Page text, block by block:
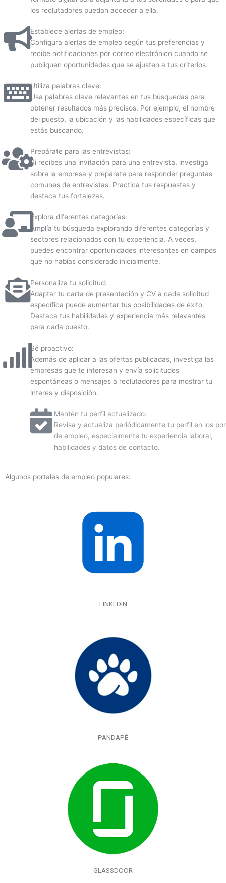
los reclutadores puedan acceder a ella.
Establece alertas de empleo:
Configura alertas de empleo según tus preferencias y
recibe notificaciones por correo electrónico cuando se
publiquen oportunidades que se ajusten a tus criterios.
Utiliza palabras clave:
Usa palabras clave relevantes en tus búsquedas para
obtener resultados más precisos. Por ejemplo, el nombre
del puesto, la ubicación y las habilidades específicas que
estás buscando.
Prepárate para las entrevistas:
Si recibes una invitación para una entrevista, investiga
sobre la empresa y prepárate para responder preguntas
comunes de entrevistas. Practica tus respuestas y
destaca tus fortalezas.
Explora diferentes categorías:
Amplía tu búsqueda explorando diferentes categorías y
sectores relacionados con tu experiencia. A veces,
puedes encontrar oportunidades interesantes en campos
que no habías considerado inicialmente.
Personaliza tu solicitud:
Adaptar tu carta de presentación y CV a cada solicitud
específica puede aumentar tus posibilidades de éxito.
Destaca tus habilidades y experiencia más relevantes
para cada puesto.
Sé proactivo:
Además de aplicar a las ofertas publicadas, investiga las
empresas que te interesan y envía solicitudes
espontáneas o mensajes a reclutadores para mostrar tu
interés y disposición.
Mantén tu perfil actualizado:
Revisa y actualiza periódicamente tu perfil en los portales
de empleo, especialmente tu experiencia laboral,
habilidades y datos de contacto.
Algunos portales de empleo populares:
LINKEDIN
PANDAPÉ
GLASSDOOR